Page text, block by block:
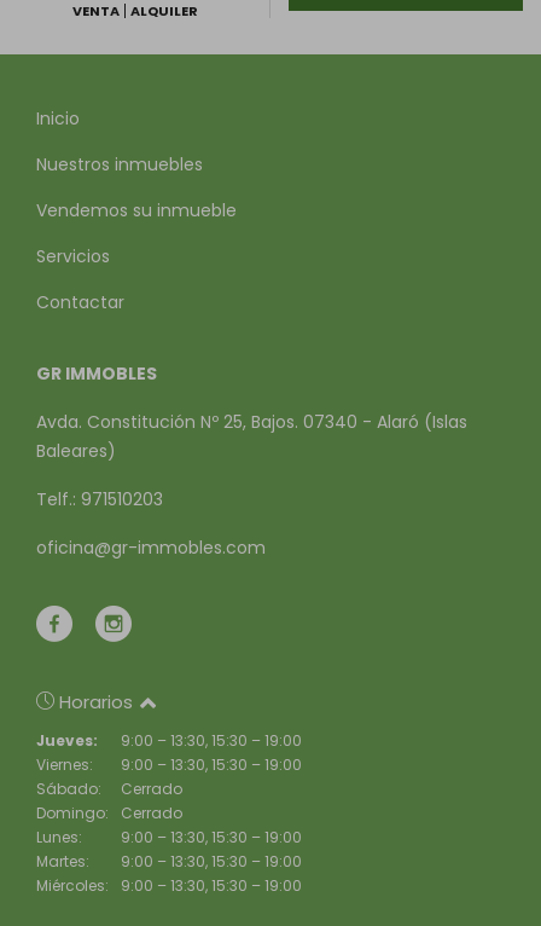
VENTA ALQUILER
Inicio
Nuestros inmuebles
Vendemos su inmueble
Servicios
Contactar
GR IMMOBLES
Avda. Constitución Nº 25, Bajos. 07340 - Alaró (Islas
Baleares)
Telf.: 971510203
oficina@gr-immobles.com
Horarios
Jueves:
9:00 – 13:30, 15:30 – 19:00
Viernes:
9:00 – 13:30, 15:30 – 19:00
Sábado:
Cerrado
Domingo:
Cerrado
Lunes:
9:00 – 13:30, 15:30 – 19:00
Martes:
9:00 – 13:30, 15:30 – 19:00
Miércoles:
9:00 – 13:30, 15:30 – 19:00